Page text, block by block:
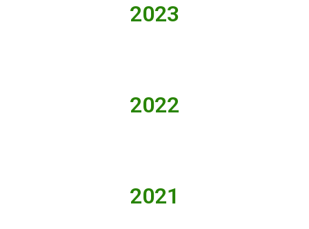
2023
2022
2021